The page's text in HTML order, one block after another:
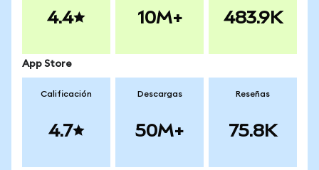
4.4 10M+ 483.9K
App Store
Calificación
4.7
Descargas
50M+
Reseñas
75.8K